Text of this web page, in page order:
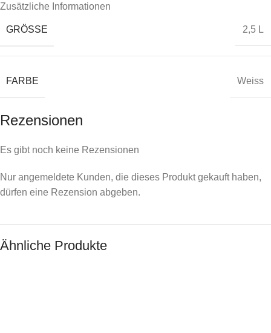
Zusätzliche Informationen
GRÖSSE 2,5 L
FARBE Weiss
Rezensionen
Es gibt noch keine Rezensionen
Nur angemeldete Kunden, die dieses Produkt gekauft haben,
dürfen eine Rezension abgeben.
Ähnliche Produkte